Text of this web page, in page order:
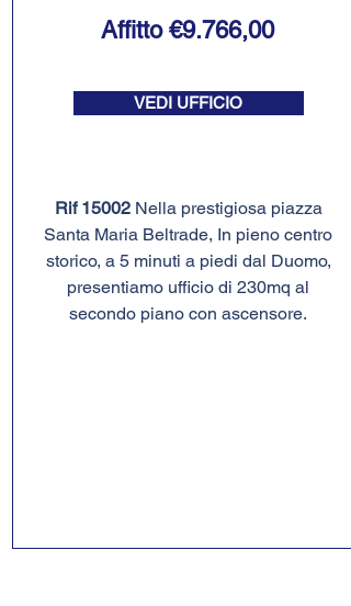
Affitto €9.766,00
VEDI UFFICIO
Rif 15002 Nella prestigiosa piazza
Santa Maria Beltrade, In pieno centro
storico, a 5 minuti a piedi dal Duomo,
presentiamo ufficio di 230mq al
secondo piano con ascensore.